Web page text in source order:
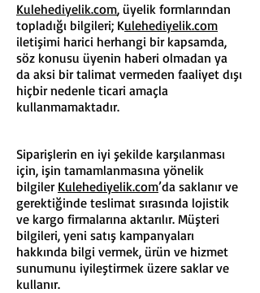
Kulehediyelik.com, üyelik formlarından
topladığı bilgileri; Kulehediyelik.com
iletişimi harici herhangi bir kapsamda,
söz konusu üyenin haberi olmadan ya
da aksi bir talimat vermeden faaliyet dışı
hiçbir nedenle ticari amaçla
kullanmamaktadır.
Siparişlerin en iyi şekilde karşılanması
için, işin tamamlanmasına yönelik
bilgiler Kulehediyelik.com’da saklanır ve
gerektiğinde teslimat sırasında lojistik
ve kargo firmalarına aktarılır. Müşteri
bilgileri, yeni satış kampanyaları
hakkında bilgi vermek, ürün ve hizmet
sunumunu iyileştirmek üzere saklar ve
kullanır.